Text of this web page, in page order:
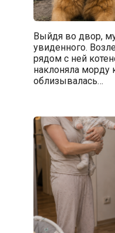
Выйдя во двор,
увиденного.
рядом с ней
наклоняла
облизывалась…